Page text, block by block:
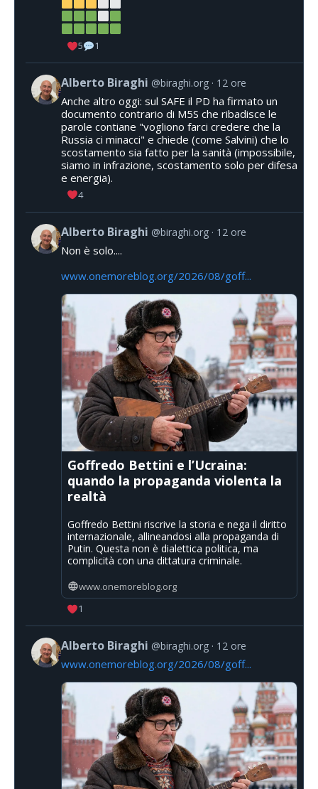
5 1
Alberto Biraghi @biraghi.org 12 ore
Anche altro oggi: sul SAFE il PD ha firmato un
documento contrario di M5S che ribadisce le
parole contiane "vogliono farci credere che la
Russia ci minacci" e chiede (come Salvini) che lo
scostamento sia fatto per la sanità (impossibile,
siamo in infrazione, scostamento solo per difesa
e energia).
4
Alberto Biraghi @biraghi.org 12 ore
Non è solo....
www.onemoreblog.org/2026/08/goff...
Goffredo Bettini e l’Ucraina:
quando la propaganda violenta la
realtà
Goffredo Bettini riscrive la storia e nega il diritto
internazionale, allineandosi alla propaganda di
Putin. Questa non è dialettica politica, ma
complicità con una dittatura criminale.
www.onemoreblog.org
1
Alberto Biraghi @biraghi.org 12 ore
www.onemoreblog.org/2026/08/goff...